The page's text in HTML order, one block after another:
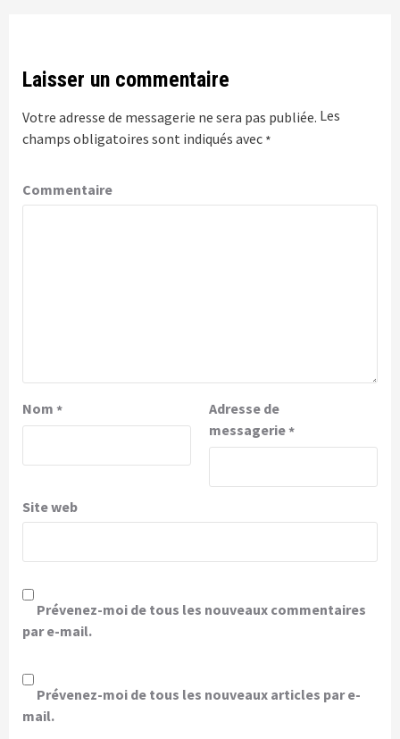
Laisser un commentaire
Votre adresse de messagerie ne sera pas publiée. Les
champs obligatoires sont indiqués avec *
Commentaire
Nom *
Adresse de
messagerie*
Site web
Prévenez-moi de tous les nouveaux commentaires
par e-mail.
Prévenez-moi de tous les nouveaux articles par e-
mail.